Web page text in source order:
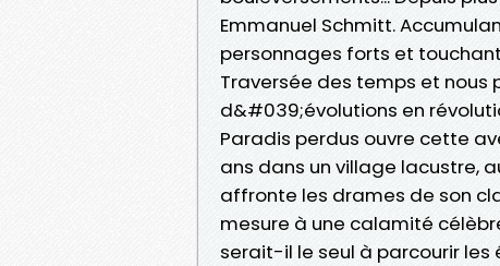
Emmanuel Schmitt.
personnages forts et
Traversée des temps et nous
d&#039;évolutions en
Paradis perdus ouvre cette
ans dans un village lacustre,
affronte les drames de son
mesure à une calamité
serait-il le seul à parcourir les